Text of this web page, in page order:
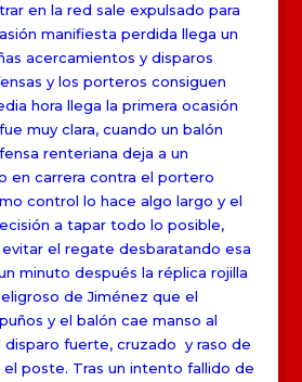
en la red sale expulsado para
manifiesta perdida llega un
acercamientos y disparos
y los porteros consiguen
hora llega la primera ocasión
muy clara, cuando un balón
renteriana deja a un
en carrera contra el portero
control lo hace algo largo y el
a tapar todo lo posible,
el regate desbaratando esa
minuto después la réplica rojilla
de Jiménez que el
y el balón cae manso al
disparo fuerte, cruzado y raso de
el poste. Tras un intento fallido de